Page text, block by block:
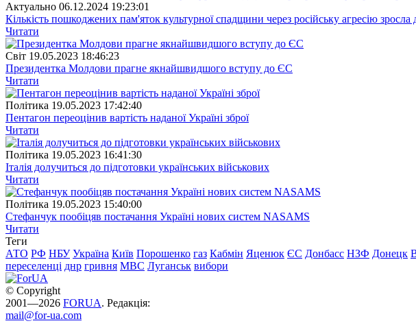
Актуально 06.12.2024 19:23:01
Кількість пошкоджених пам'яток культурної спадщини через російську агресію зросла
Читати
Свiт 19.05.2023 18:46:23
Президентка Молдови прагне якнайшвидшого вступу до ЄС
Читати
Полiтика 19.05.2023 17:42:40
Пентагон переоцінив вартість наданої Україні зброї
Читати
Полiтика 19.05.2023 16:41:30
Італія долучиться до підготовки українських військових
Читати
Полiтика 19.05.2023 15:40:00
Стефанчук пообіцяв постачання Україні нових систем NASAMS
Читати
Теги
АТО РФ НБУ Україна Київ Порошенко газ Кабмін Яценюк ЄС Донбасс НЗФ Донецк
переселенці днр гривня МВС Луганськ вибори
© Copyright
2001—2026 FORUA. Редакція:
mail@for-ua.com